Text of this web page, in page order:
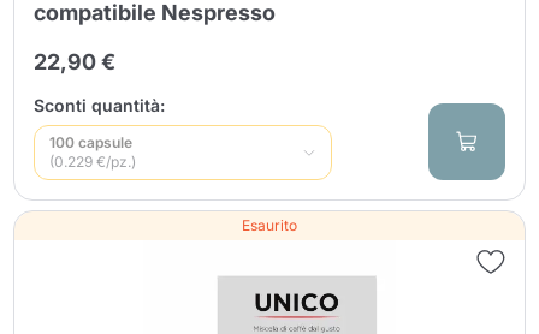
compatibile Nespresso
22,90 €
Sconti quantità:
100 capsule
(0.229 €/pz.)
Esaurito